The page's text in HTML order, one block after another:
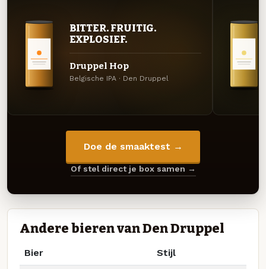
BITTER. FRUITIG.
EXPLOSIEF.
Druppel Hop
Belgische IPA · Den Druppel
Doe de smaaktest →
Of stel direct je box samen →
Andere bieren van Den Druppel
Bier Stijl